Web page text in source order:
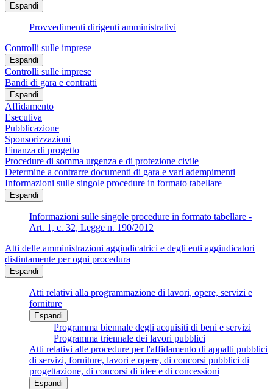
Espandi
Provvedimenti dirigenti amministrativi
Controlli sulle imprese
Espandi
Controlli sulle imprese
Bandi di gara e contratti
Espandi
Affidamento
Esecutiva
Pubblicazione
Sponsorizzazioni
Finanza di progetto
Procedure di somma urgenza e di protezione civile
Determine a contrarre documenti di gara e vari adempimenti
Informazioni sulle singole procedure in formato tabellare
Espandi
Informazioni sulle singole procedure in formato tabellare -
Art. 1, c. 32, Legge n. 190/2012
Atti delle amministrazioni aggiudicatrici e degli enti aggiudicatori
distintamente per ogni procedura
Espandi
Atti relativi alla programmazione di lavori, opere, servizi e
forniture
Espandi
Programma biennale degli acquisiti di beni e servizi
Programma triennale dei lavori pubblici
Atti relativi alle procedure per l'affidamento di appalti pubblici
di servizi, forniture, lavori e opere, di concorsi pubblici di
progettazione, di concorsi di idee e di concessioni
Espandi